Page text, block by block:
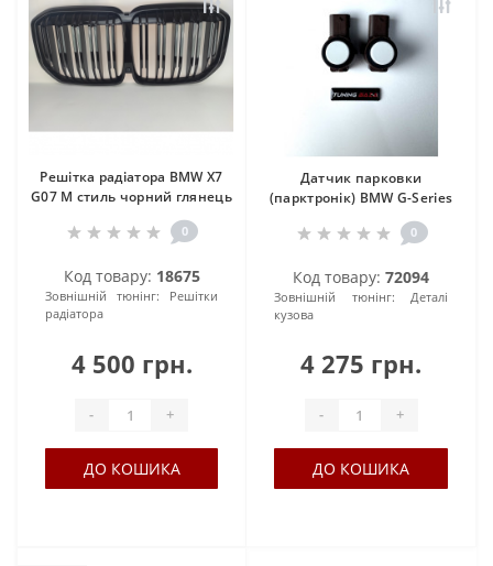
Решітка радіатора BMW X7
G07 M стиль чорний глянець
0
Код товару: 18675
Зовнішній тюнінг:
Решітки
радіатора
4 500 грн.
- +
ДО КОШИКА
Датчик парковки
(парктронік) BMW G-Series
0
Код товару: 72094
Зовнішній тюнінг:
Деталі
кузова
4 275 грн.
- +
ДО КОШИКА